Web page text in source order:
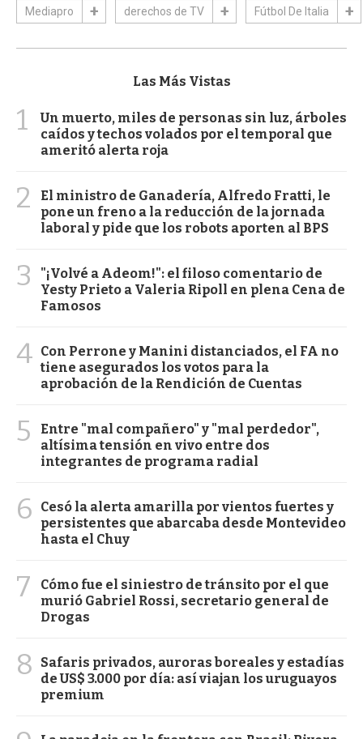
Mediapro derechos de TV Fútbol De Italia
Las Más Vistas
1
Un muerto, miles de personas sin luz, árboles
caídos y techos volados por el temporal que
ameritó alerta roja
2
El ministro de Ganadería, Alfredo Fratti, le
pone un freno a la reducción de la jornada
laboral y pide que los robots aporten al BPS
3
"¡Volvé a Adeom!": el filoso comentario de
Yesty Prieto a Valeria Ripoll en plena Cena de
Famosos
4 Con Perrone y Manini distanciados, el FA no
tiene asegurados los votos para la
aprobación de la Rendición de Cuentas
5
Entre "mal compañero" y "mal perdedor",
altísima tensión en vivo entre dos
integrantes de programa radial
6
Cesó la alerta amarilla por vientos fuertes y
persistentes que abarcaba desde Montevideo
hasta el Chuy
7
Cómo fue el siniestro de tránsito por el que
murió Gabriel Rossi, secretario general de
Drogas
8
Safaris privados, auroras boreales y estadías
de US$ 3.000 por día: así viajan los uruguayos
premium